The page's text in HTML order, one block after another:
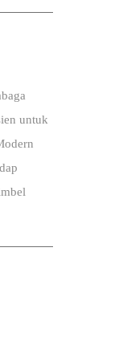
untuk